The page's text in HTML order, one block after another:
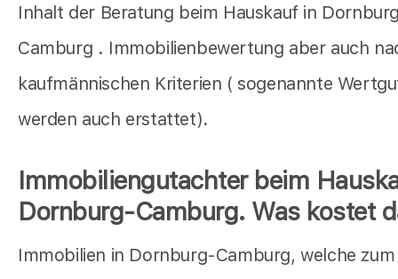
Inhalt der Beratung beim Hauskauf in
Camburg . Immobilienbewertung aber auch
kaufmännischen Kriterien ( sogenannte
werden auch erstattet).
Immobiliengutachter beim
Dornburg-Camburg. Was kostet
Immobilien in Dornburg-Camburg, welche